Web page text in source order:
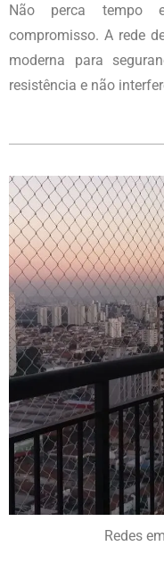
Não perca tempo
compromisso. A rede
moderna para
resistência e não
Redes